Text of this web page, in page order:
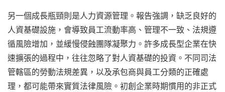
另一個成長瓶頸則是人力資源管理。報告強調，缺乏良好的
人資基礎設施，會導致員工流動率高、管理不一致、法規遵
循風險增加，並緩慢侵蝕團隊凝聚力。許多成長型企業在快
速擴張的過程中，往往忽略了對人資基礎的投資。不同司法
管轄區的勞動法規差異，以及承包商與員工分類的正確處
理，都可能帶來實質法律風險。初創企業時期慣用的非正式